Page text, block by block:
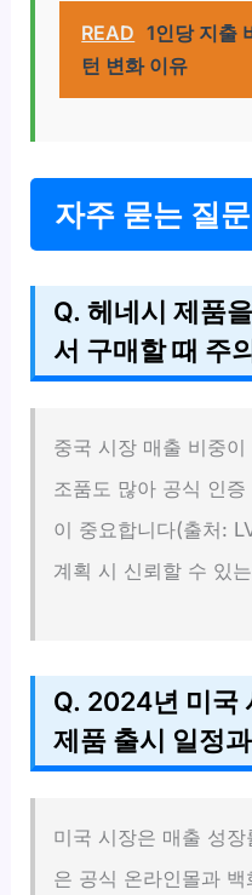
READ 1인당 지출
턴 변화 이유
자주 묻는 질문
Q. 헤네시 제품
서 구매할 때 주
중국 시장 매출 비중이
조품도 많아 공식 인
이 중요합니다(출처:
계획 시 신뢰할 수 있
Q. 2024년 미국
제품 출시 일정
미국 시장은 매출 성
은 공식 온라인몰과